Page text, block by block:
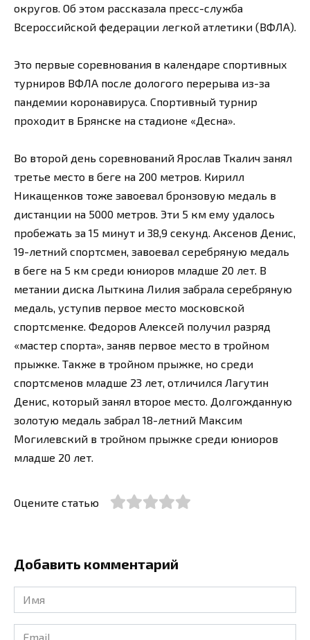
округов. Об этом рассказала пресс-служба
Всероссийской федерации легкой атлетики (ВФЛА).
Это первые соревнования в календаре спортивных
турниров ВФЛА после дологого перерыва из-за
пандемии коронавируса. Спортивный турнир
проходит в Брянске на стадионе «Десна».
Во второй день соревнований Ярослав Ткалич занял
третье место в беге на 200 метров. Кирилл
Никащенков тоже завоевал бронзовую медаль в
дистанции на 5000 метров. Эти 5 км ему удалось
пробежать за 15 минут и 38,9 секунд. Аксенов Денис,
19-летний спортсмен, завоевал серебряную медаль
в беге на 5 км среди юниоров младше 20 лет. В
метании диска Лыткина Лилия забрала серебряную
медаль, уступив первое место московской
спортсменке. Федоров Алексей получил разряд
«мастер спорта», заняв первое место в тройном
прыжке. Также в тройном прыжке, но среди
спортсменов младше 23 лет, отличился Лагутин
Денис, который занял второе место. Долгожданную
золотую медаль забрал 18-летний Максим
Могилевский в тройном прыжке среди юниоров
младше 20 лет.
Оцените статью
Добавить комментарий
Имя
*
Email